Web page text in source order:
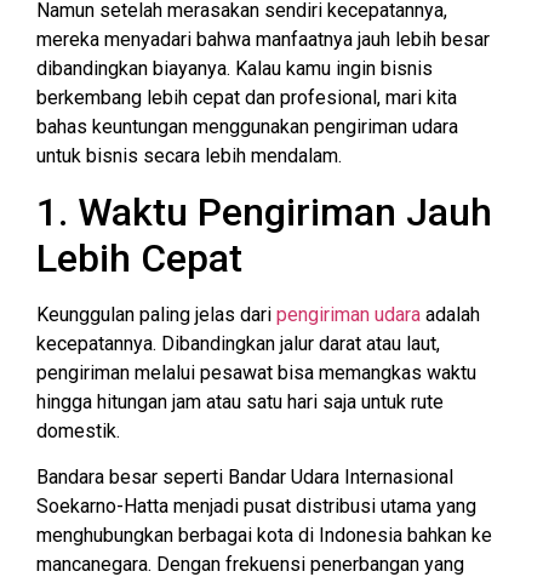
Namun setelah merasakan sendiri kecepatannya,
mereka menyadari bahwa manfaatnya jauh lebih besar
dibandingkan biayanya. Kalau kamu ingin bisnis
berkembang lebih cepat dan profesional, mari kita
bahas keuntungan menggunakan pengiriman udara
untuk bisnis secara lebih mendalam.
1. Waktu Pengiriman Jauh
Lebih Cepat
Keunggulan paling jelas dari pengiriman udara adalah
kecepatannya. Dibandingkan jalur darat atau laut,
pengiriman melalui pesawat bisa memangkas waktu
hingga hitungan jam atau satu hari saja untuk rute
domestik.
Bandara besar seperti Bandar Udara Internasional
Soekarno-Hatta menjadi pusat distribusi utama yang
menghubungkan berbagai kota di Indonesia bahkan ke
mancanegara. Dengan frekuensi penerbangan yang